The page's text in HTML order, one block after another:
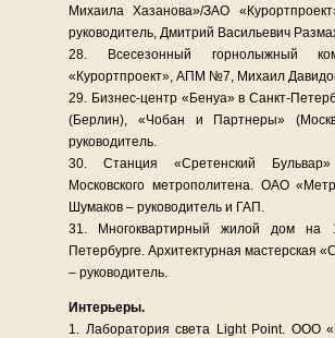
Михаила Хазанова»/ЗАО
руководитель, Дмитрий Васильевич
28. Всесезонный горнолыжный
«Курортпроект», АПМ №7, Михаил
29. Бизнес-центр «Бенуа» в Санкт-
(Берлин), «Чобан и Партнеры»
руководитель.
30. Станция «Сретенский Бульвар»
Московского метрополитена. ОАО
Шумаков – руководитель и ГАП.
31. Многоквартирный жилой дом на
Петербурге. Архитектурная мастерская
– руководитель.
Интерьеры.
1. Лаборатория света Light Point. ООО